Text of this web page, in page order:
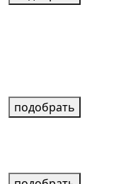
подобрать